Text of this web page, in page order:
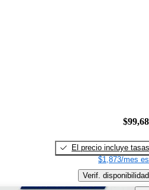
El precio incluye tasas
$1,873/mes
Verif. disponibilidad